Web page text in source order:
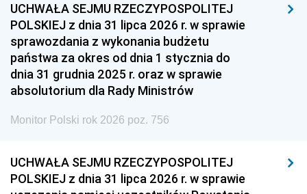
UCHWAŁA SEJMU RZECZYPOSPOLITEJ
POLSKIEJ z dnia 31 lipca 2026 r. w sprawie
sprawozdania z wykonania budżetu
państwa za okres od dnia 1 stycznia do
dnia 31 grudnia 2025 r. oraz w sprawie
absolutorium dla Rady Ministrów
Monitor Polski rok 2026 poz. 756
UCHWAŁA SEJMU RZECZYPOSPOLITEJ
POLSKIEJ z dnia 31 lipca 2026 r. w sprawie